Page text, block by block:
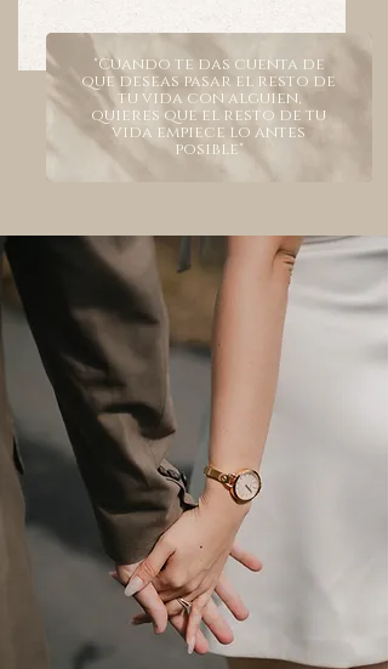
"Cuando te das cuenta de
que deseas pasar el resto de
tu vida con alguien,
quieres que el resto de tu
vida empiece lo antes
posible"